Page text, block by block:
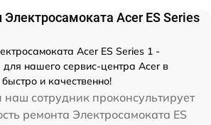
Acer ES Series
Acer ES Series 1 -
нашего сервис-центра Acer в
и качественно!
сотрудник проконсультирует
ремонта Электросамоката ES